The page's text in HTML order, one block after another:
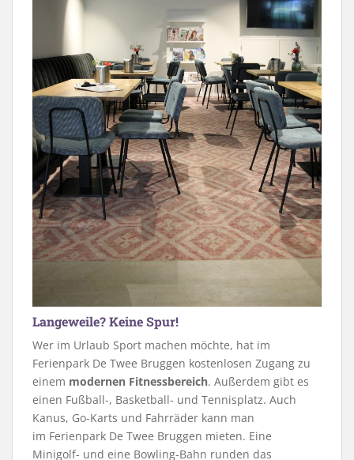
Langeweile? Keine Spur!
Wer im Urlaub Sport machen möchte, hat im
Ferienpark De Twee Bruggen kostenlosen Zugang zu
einem modernen Fitnessbereich. Außerdem gibt es
einen Fußball-, Basketball- und Tennisplatz. Auch
Kanus, Go-Karts und Fahrräder kann man
im Ferienpark De Twee Bruggen mieten. Eine
Minigolf- und eine Bowling-Bahn runden das